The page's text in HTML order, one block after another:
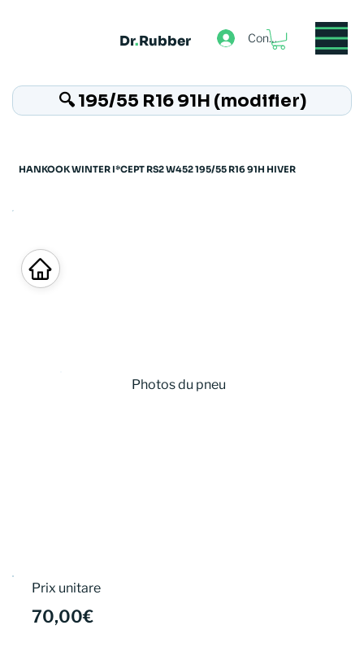
Dr.Rubber Connexion
Prix unitare
70,00€
Photos du pneu
🔍 195/55 R16 91H (modifier)
HANKOOK WINTER I*CEPT RS2 W452 195/55 R16 91H HIVER